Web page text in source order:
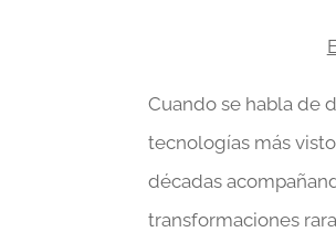
Cuando se habla de
tecnologías más
décadas
transformaciones